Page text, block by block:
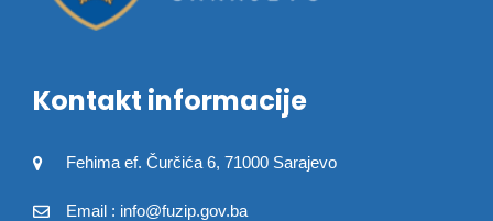
Kontakt informacije
Fehima ef. Čurčića 6, 71000 Sarajevo
Email : info@fuzip.gov.ba